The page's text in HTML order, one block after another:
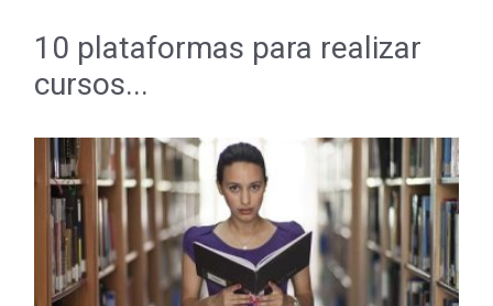
10 plataformas para realizar
cursos...